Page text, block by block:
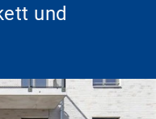
und